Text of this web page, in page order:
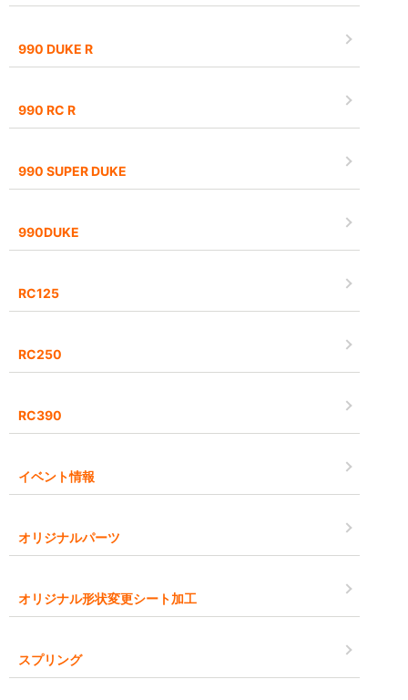
990 DUKE R
990 RC R
990 SUPER DUKE
990DUKE
RC125
RC250
RC390
イベント情報
オリジナルパーツ
オリジナル形状変更シート加工
スプリング